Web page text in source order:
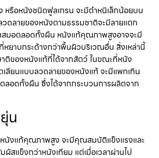
รือหนังชนิดฟูลเกรน จะมีตำหนิเล็กน้อยบน
ดลายของหนังตามธรรมชาติจะมีลายแตก
สมอตลอดทั้งผืน หนังแท้คุณภาพสูงอาจจะมี
ยาบกระด้างกว่าพื้นผิวบริเวณอื่น สิ่งเหล่านี้
ติของหนังแท้ที่ได้จากสัตว์ ในขณะที่หนัง
เลียนแบบลวดลายของหนังแท้ จะมีแพทเทิน
ลอดทั้งผืน ซึ่งได้จากกระบวนการผลิตจาก
น
หนังแท้คุณภาพสูง จะมีคุณสมบัติแข็งแรงและ
สแข็งกว่าหนังเทียม แต่เมื่อเวลาผ่านไป